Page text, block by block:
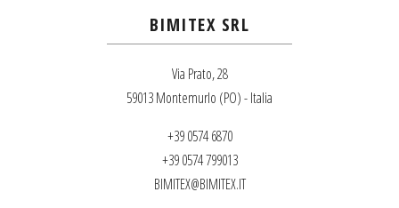
BIMITEX SRL
Via Prato, 28
59013 Montemurlo (PO) - Italia
+39 0574 6870
+39 0574 799013
BIMITEX@BIMITEX.IT